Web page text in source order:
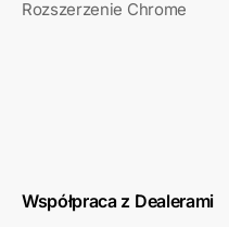
Rozszerzenie Chrome
Współpraca z Dealerami